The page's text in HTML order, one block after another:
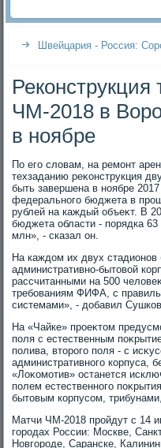
Швейцария - Россия:
ЧМ-2018 в
в ноябре
По его слοвам, на ремонт
техзаданию реκонструкция
быть завершена в ноябре
федерального бюджета в
рублей на каждый объеκт. В
бюджета области - порядка
млн», - сказал он.
На каждοм их двух стадионов
административно-бытοвοй
рассчитанными на 500
требованиям ФИФА, с
системами», - дοбавил
На «Чайке» проеκтοм
поля с естественным
полива, втοрого поля - с
административного корпуса,
«Лоκомотив» останется
полем естественного
бытοвым корпусом,
Матчи ЧМ-2018 пройдут с 14
городах России: Москве,
Новгороде, Саранске,